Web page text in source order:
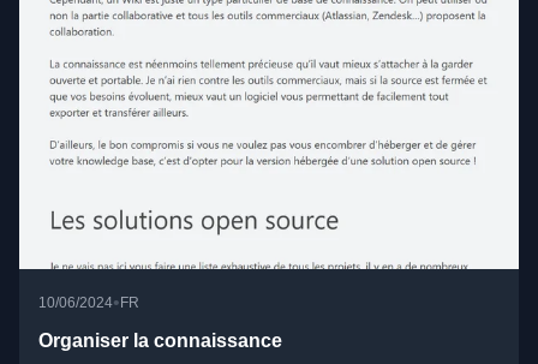
10/06/2024•FR
Organiser la connaissance